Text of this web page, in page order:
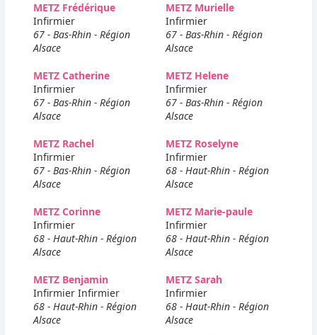
METZ Frédérique
Infirmier
67 - Bas-Rhin - Région
Alsace
METZ Murielle
Infirmier
67 - Bas-Rhin - Région
Alsace
METZ Catherine
Infirmier
67 - Bas-Rhin - Région
Alsace
METZ Helene
Infirmier
67 - Bas-Rhin - Région
Alsace
METZ Rachel
Infirmier
67 - Bas-Rhin - Région
Alsace
METZ Roselyne
Infirmier
68 - Haut-Rhin - Région
Alsace
METZ Corinne
Infirmier
68 - Haut-Rhin - Région
Alsace
METZ Marie-paule
Infirmier
68 - Haut-Rhin - Région
Alsace
METZ Benjamin
Infirmier Infirmier
68 - Haut-Rhin - Région
Alsace
METZ Sarah
Infirmier
68 - Haut-Rhin - Région
Alsace